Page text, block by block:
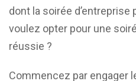
dont la soirée d’entreprise
voulez opter pour une
réussie ?
Commencez par engager